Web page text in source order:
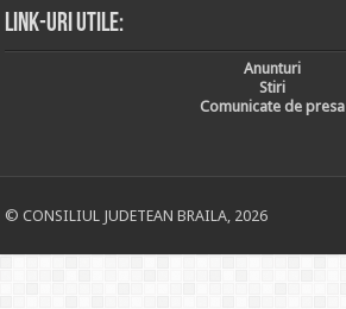
Link-uri utile:
Anunturi
Stiri
Comunicate de presa
© CONSILIUL JUDETEAN BRAILA, 2026